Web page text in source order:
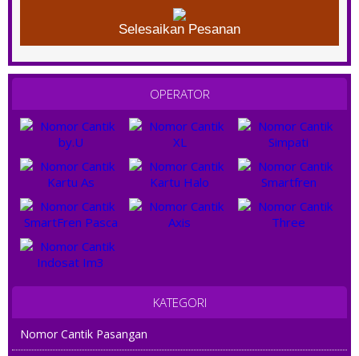
OPERATOR
KATEGORI
Nomor Cantik Pasangan
Selesaikan Pesanan